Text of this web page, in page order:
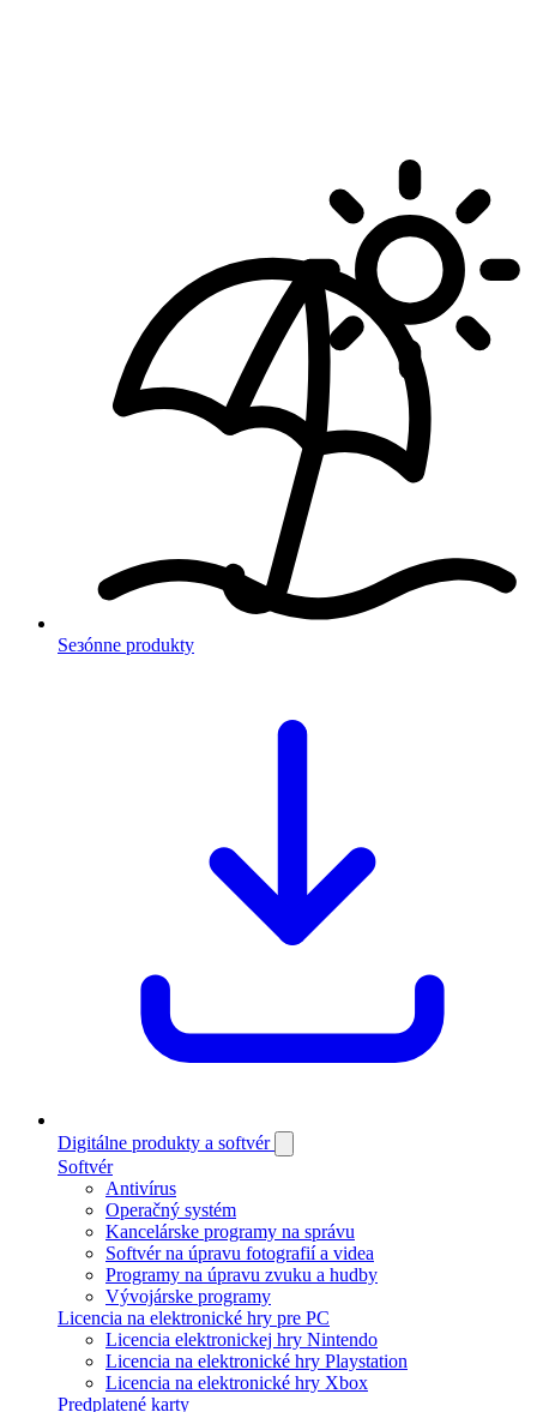
Sезónne produkty
Digitálne produkty a softvér
Softvér
Antivírus
Operačný systém
Kancelárske programy na správu
Softvér na úpravu fotografií a videa
Programy na úpravu zvuku a hudby
Vývojárske programy
Licencia na elektronické hry pre PC
Licencia elektronickej hry Nintendo
Licencia na elektronické hry Playstation
Licencia na elektronické hry Xbox
Predplatené karty